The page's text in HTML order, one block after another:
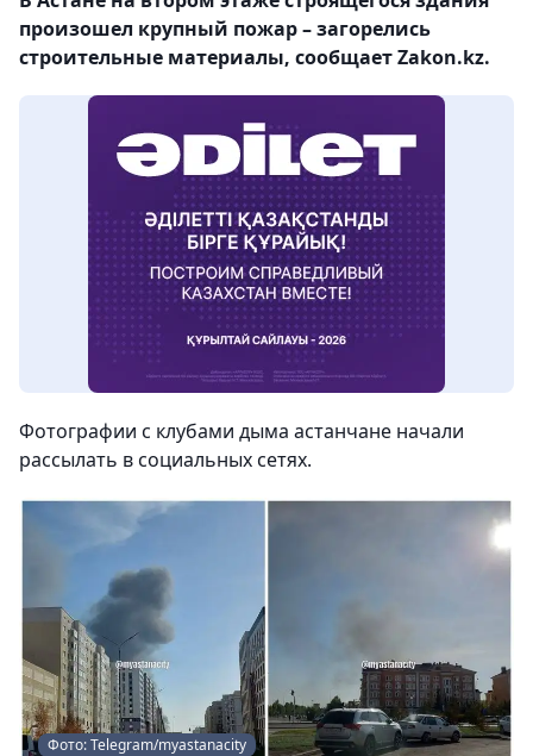
произошел крупный пожар – загорелись
строительные материалы, сообщает Zakon.kz.
Фотографии с клубами дыма астанчане начали
рассылать в социальных сетях.
Фото: Telegram/myastanacity